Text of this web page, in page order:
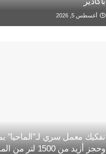
أغسطس 5, 2026
تفكيك معمل سري لـ”الماحيا”
وحجز أزيد من 1500 لتر من المسكرات